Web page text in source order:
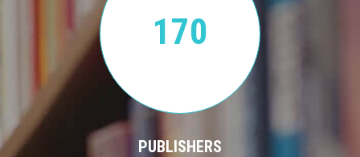
170
PUBLISHERS